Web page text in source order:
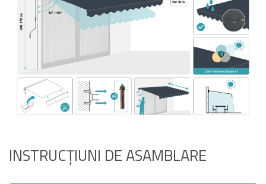
INSTRUCȚIUNI DE ASAMBLARE